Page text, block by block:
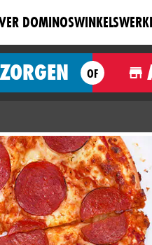
DOMINOSWINKELS
OF